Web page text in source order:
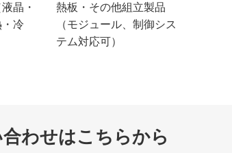
晶・
冷
熱板・その他組立製品
（モジュール、制御シス
テム対応可）
わせはこちらから